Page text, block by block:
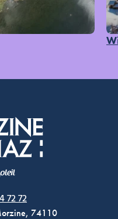
72 72
74110